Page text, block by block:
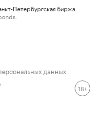
Петербургская биржа
данных
18+